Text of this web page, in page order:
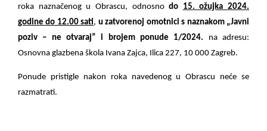
roka naznačenog u Obrascu, odnosnodo 15. ožujka 2024.
godine do 12.00 sati, u zatvorenoj omotnici s naznakom „Javni
poziv – ne otvaraj” i brojem ponude 1/2024. na adresu:
Osnovna glazbena škola Ivana Zajca, Ilica 227, 10 000 Zagreb.
Ponude pristigle nakon roka navedenog u Obrascu neće se
razmatrati.